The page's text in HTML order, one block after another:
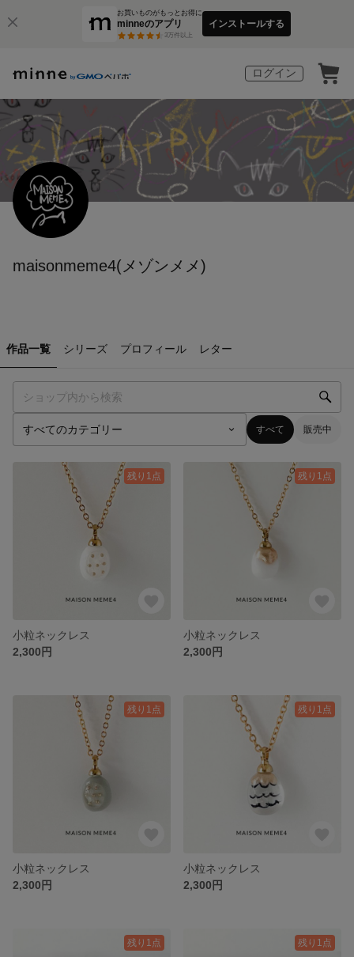
お買いものがもっとお得に
minneのアプリ
3万件以上
インストールする
ログイン
maisonmeme4(メゾンメメ)
作品一覧 シリーズ プロフィール レター
すべて 販売中
残り1点
小粒ネックレス
2,300円
残り1点
小粒ネックレス
2,300円
残り1点
小粒ネックレス
2,300円
残り1点
小粒ネックレス
2,300円
残り1点 残り1点